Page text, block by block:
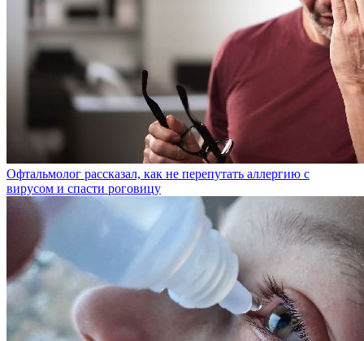
Офтальмолог рассказал, как не перепутать аллергию с
вирусом и спасти роговицу